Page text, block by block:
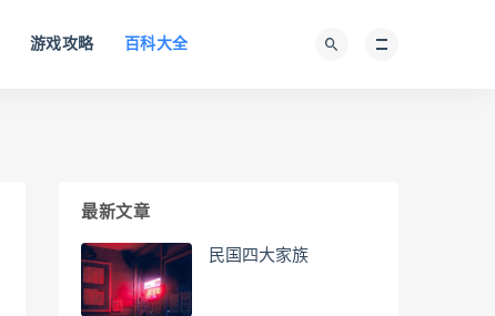
游戏攻略 百科大全
最新文章
民国四大家族